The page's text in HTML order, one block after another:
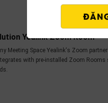
Yealink Zoom Room
Meeting Space Yealink's Zoom
with pre-installed Zoom